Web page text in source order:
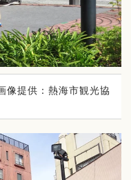
像提供：熱海市観光協